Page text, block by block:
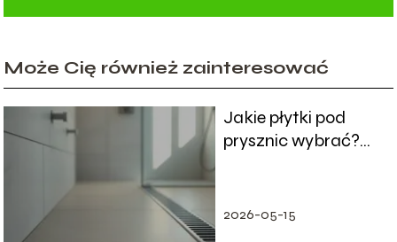
Może Cię również zainteresować
Jakie płytki pod
prysznic wybrać?
2026-05-15